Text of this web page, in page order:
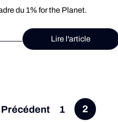
du 1% for the Planet.
: Canopée. Quelle est la
Lire l'article
Pagination
Précédent 1 2